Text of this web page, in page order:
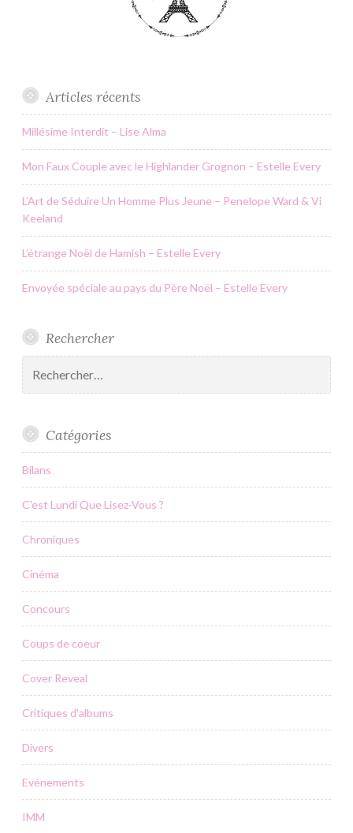
Articles récents
Millésime Interdit – Lise Alma
Mon Faux Couple avec le Highlander Grognon – Estelle Every
L’Art de Séduire Un Homme Plus Jeune – Penelope Ward & Vi
Keeland
L’étrange Noël de Hamish – Estelle Every
Envoyée spéciale au pays du Père Noël – Estelle Every
Rechercher
Catégories
Bilans
C'est Lundi Que Lisez-Vous ?
Chroniques
Cinéma
Concours
Coups de coeur
Cover Reveal
Critiques d'albums
Divers
Evénements
IMM